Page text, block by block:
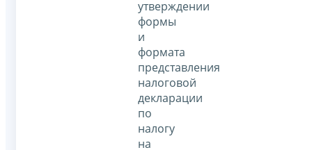
утверждении
формы
и
формата
представления
налоговой
декларации
по
налогу
на